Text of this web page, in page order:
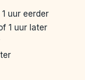
uur eerder
1 uur later